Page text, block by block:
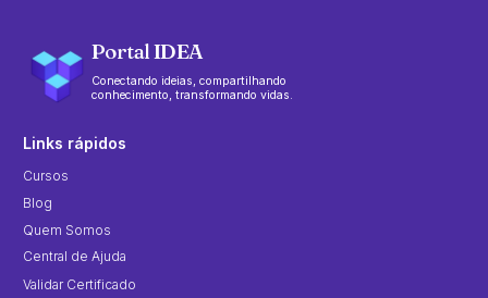
Portal IDEA
Conectando ideias, compartilhando
conhecimento, transformando vidas.
Links rápidos
Cursos
Blog
Quem Somos
Central de Ajuda
Validar Certificado